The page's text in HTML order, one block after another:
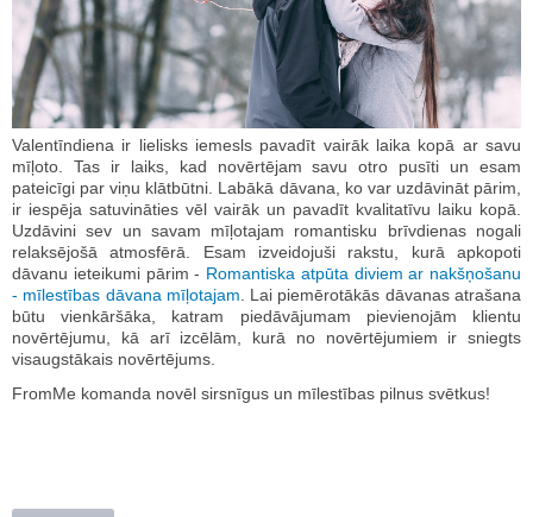
Valentīndiena ir lielisks iemesls pavadīt vairāk laika kopā ar savu
mīļoto. Tas ir laiks, kad novērtējam savu otro pusīti un esam
pateicīgi par viņu klātbūtni. Labākā dāvana, ko var uzdāvināt pārim,
ir iespēja satuvināties vēl vairāk un pavadīt kvalitatīvu laiku kopā.
Uzdāvini sev un savam mīļotajam romantisku brīvdienas nogali
relaksējošā atmosfērā. Esam izveidojuši rakstu, kurā apkopoti
dāvanu ieteikumi pārim - Romantiska atpūta diviem ar nakšņošanu
- mīlestības dāvana mīļotajam . Lai piemērotākās dāvanas atrašana
būtu vienkāršāka, katram piedāvājumam pievienojām klientu
novērtējumu, kā arī izcēlām, kurā no novērtējumiem ir sniegts
visaugstākais novērtējums.
FromMe komanda novēl sirsnīgus un mīlestības pilnus svētkus!